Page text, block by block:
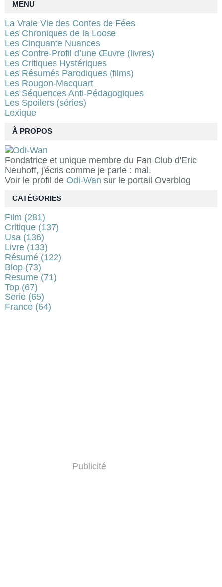
À PROPOS
Fondatrice et unique membre du Fan Club d'Eric
Neuhoff, j'écris comme je parle : mal.
Voir le profil de Odi-Wan sur le portail Overblog
MENU
La Vraie Vie des Contes de Fées
Les Chroniques de la Loose
Les Cinquante Nuances
Les Contre-Profil d’une Œuvre (livres)
Les Critiques Hystériques
Les Résumés Parodiques (films)
Les Rougon-Macquart
Les Séquences Anti-Pédagogiques
Les Spoilers (séries)
Lexique
CATÉGORIES
Film (281)
Critique (137)
Usa (136)
Livre (133)
Résumé (122)
Blop (73)
Resume (71)
Top (67)
Serie (65)
France (64)
Publicité